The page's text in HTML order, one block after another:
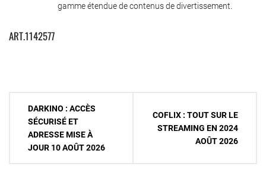
gamme étendue de contenus de divertissement.
ART.1142577
Navigation
l’article
DARKINO : ACCÈS
SÉCURISÉ ET
ADRESSE MISE À
JOUR 10 AOÛT 2026
COFLIX : TOUT SUR LE
STREAMING EN 2024
AOÛT 2026